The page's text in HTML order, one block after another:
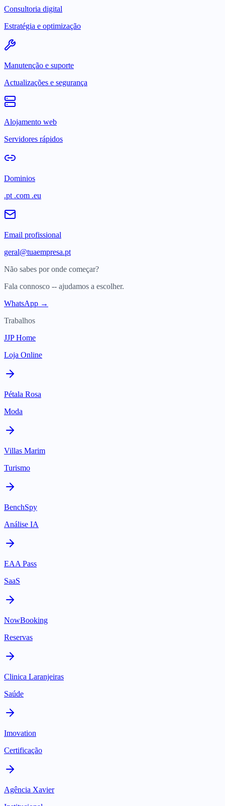
Consultoria digital
Estratégia e optimização
Manutenção e suporte
Actualizações e segurança
Alojamento web
Servidores rápidos
Dominios
.pt .com .eu
Email profissional
geral@tuaempresa.pt
Não sabes por onde começar?
Fala connosco -- ajudamos a escolher.
WhatsApp →
Trabalhos
JJP Home
Loja Online
Pétala Rosa
Moda
Villas Marim
Turismo
BenchSpy
Análise IA
EAA Pass
SaaS
NowBooking
Reservas
Clinica Laranjeiras
Saúde
Imovation
Certificação
Agência Xavier